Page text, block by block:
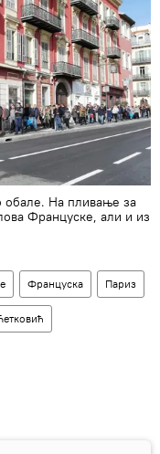
обале. На пливање за
Француске, али и из
Француска Париз